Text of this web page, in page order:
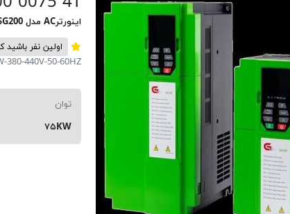
SG200 مدل ACاینورتر
اولین نفر باشید
380-440V-50-60HZ
توان
۷۵KW